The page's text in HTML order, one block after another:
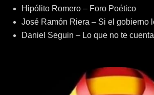
Hipólito Romero – Foro Poético
José Ramón Riera – Si el gobierno
Daniel Seguin – Lo que no te